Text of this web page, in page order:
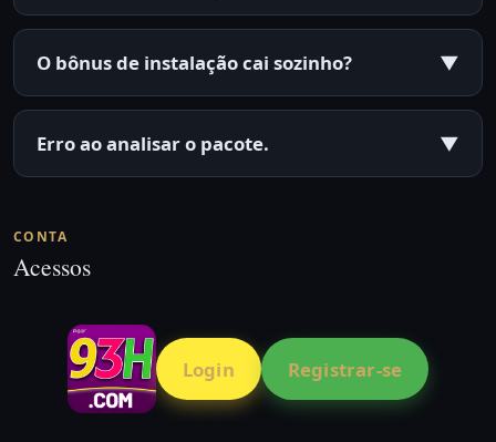
O bônus de instalação cai sozinho? ▼
Erro ao analisar o pacote. ▼
CONTA
Acessos
Login Registrar-se